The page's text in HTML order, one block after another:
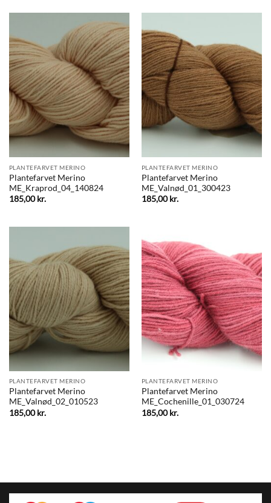
PLANTEFARVET MERINO
Plantefarvet Merino
ME_Kraprod_04_140824
185,00kr.
PLANTEFARVET MERINO
Plantefarvet Merino
ME_Valnød_01_300423
185,00kr.
PLANTEFARVET MERINO
Plantefarvet Merino
ME_Valnød_02_010523
185,00kr.
PLANTEFARVET MERINO
Plantefarvet Merino
ME_Cochenille_01_030724
185,00kr.